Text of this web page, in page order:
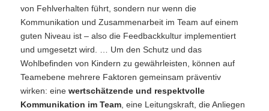
von Fehlverhalten führt, sondern nur wenn die
Kommunikation und Zusammenarbeit im Team auf einem
guten Niveau ist – also die Feedbackkultur implementiert
und umgesetzt wird. … Um den Schutz und das
Wohlbefinden von Kindern zu gewährleisten, können auf
Teamebene mehrere Faktoren gemeinsam präventiv
wirken: eine wertschätzende und respektvolle
Kommunikation im Team, eine Leitungskraft, die Anliegen